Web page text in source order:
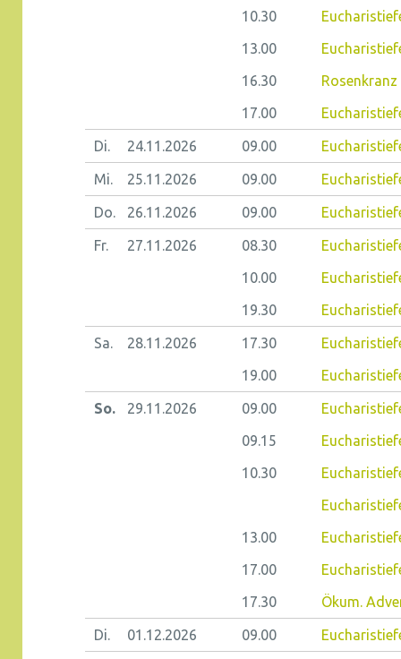
10.30
13.00
16.30
17.00
Di. 24.11.2026 09.00
Mi. 25.11.2026 09.00
Do. 26.11.2026 09.00
Fr. 27.11.2026 08.30
10.00
19.30
Sa. 28.11.2026 17.30
19.00
So. 29.11.2026 09.00
09.15
10.30
13.00
17.00
17.30
Ökum.
Di. 01.12.2026 09.00